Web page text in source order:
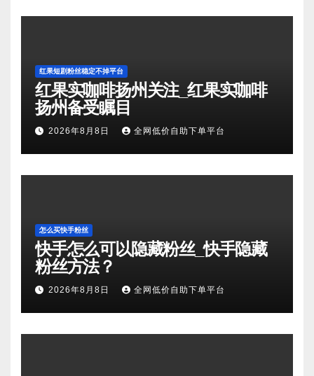
红果短剧粉丝稳定不掉平台
红果实咖啡扬州关注_红果实咖啡
扬州备受瞩目
2026年8月8日 全网低价自助下单平台
怎么买快手粉丝
快手怎么可以隐藏粉丝_快手隐藏
粉丝方法？
2026年8月8日 全网低价自助下单平台